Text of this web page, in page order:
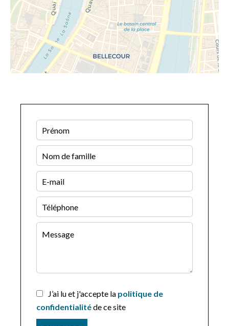
J’ai lu et j'accepte la politique de
confidentialitéde ce site